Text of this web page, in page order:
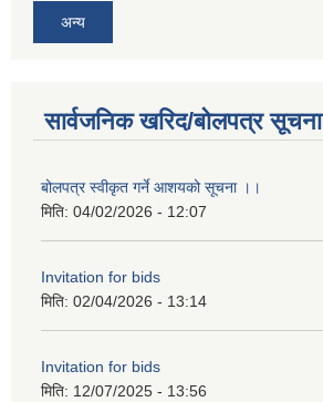
अन्य
सार्वजनिक खरिद/बोलपत्र सूचना
बोलपत्र स्वीकृत गर्ने आशयको सूचना ।।
मिति: 04/02/2026 - 12:07
Invitation for bids
मिति: 02/04/2026 - 13:14
Invitation for bids
मिति: 12/07/2025 - 13:56